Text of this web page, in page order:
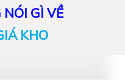
GÌ VỀ
KHO